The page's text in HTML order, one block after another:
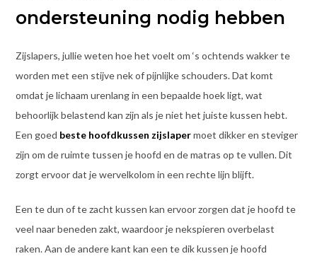
ondersteuning nodig hebben
Zijslapers, jullie weten hoe het voelt om ‘s ochtends wakker te
worden met een stijve nek of pijnlijke schouders. Dat komt
omdat je lichaam urenlang in een bepaalde hoek ligt, wat
behoorlijk belastend kan zijn als je niet het juiste kussen hebt.
Een goed beste hoofdkussen zijslapermoet dikker en steviger
zijn om de ruimte tussen je hoofd en de matras op te vullen. Dit
zorgt ervoor dat je wervelkolom in een rechte lijn blijft.
Een te dun of te zacht kussen kan ervoor zorgen dat je hoofd te
veel naar beneden zakt, waardoor je nekspieren overbelast
raken. Aan de andere kant kan een te dik kussen je hoofd